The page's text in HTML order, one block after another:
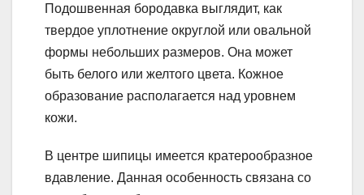
Подошвенная бородавка выглядит, как
твердое уплотнение округлой или овальной
формы небольших размеров. Она может
быть белого или желтого цвета. Кожное
образование располагается над уровнем
кожи.
В центре шипицы имеется кратерообразное
вдавление. Данная особенность связана со